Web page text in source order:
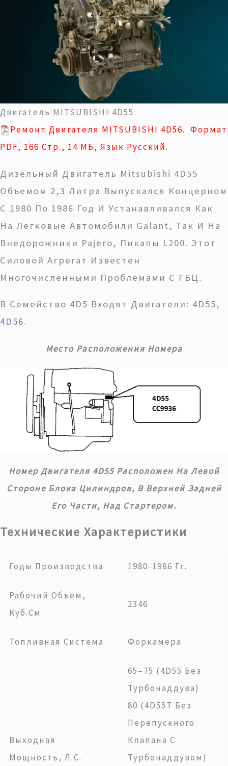
Двигатель MITSUBISHI 4D55
Ремонт Двигателя MITSUBISHI 4D56. Формат
PDF, 166 Стр., 14 МБ, Язык Русский.
Дизельный Двигатель Mitsubishi 4D55
Объемом 2,3 Литра Выпускался Концерном
С 1980 По 1986 Год И Устанавливался Как
На Легковые Автомобили Galant, Так И На
Внедорожники Pajero, Пикапы L200. Этот
Силовой Агрегат Известен
Многочисленными Проблемами С ГБЦ.
В Семейство 4D5 Входят Двигатели: 4D55,
4D56.
Место Расположения Номера
Номер Двигателя 4D55 Расположен На Левой
Стороне Блока Цилиндров, В Верхней Задней
Его Части, Над Стартером.
Технические Характеристики
Годы Производства 1980-1986 Гг.
Рабочий Объем,
Куб.см
2346
Топливная Система Форкамера
Выходная
Мощность, Л.с.
65–75 (4D55 Без
Турбонаддува)
80 (4D55T Без
Перепускного
Клапана С
Турбонаддувом)